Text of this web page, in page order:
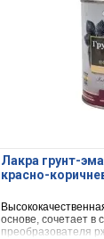
Лакра грунт-
красно-
основе, сочетает в
преобразователя